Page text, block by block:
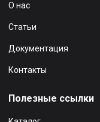
О нас
Статьи
Документация
Контакты
Полезные ссылки